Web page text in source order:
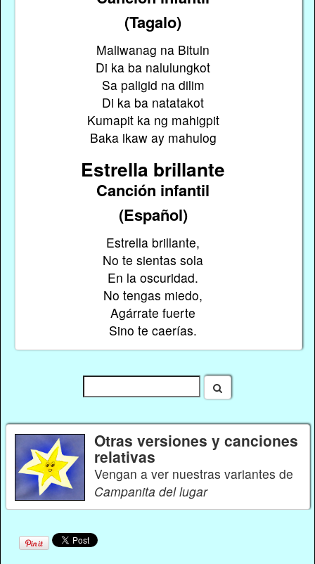
(Tagalo)
Maliwanag na Bituin
Di ka ba nalulungkot
Sa paligid na dilim
Di ka ba natatakot
Kumapit ka ng mahigpit
Baka ikaw ay mahulog
Estrella brillante
Canción infantil
(Español)
Estrella brillante,
No te sientas sola
En la oscuridad.
No tengas miedo,
Agárrate fuerte
Sino te caerías.
Otras versiones y canciones
relativas
Vengan a ver nuestras variantes de
Campanita del lugar